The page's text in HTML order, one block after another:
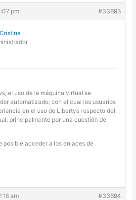
pm #33693
el uso de la máquina virtual se
automatizado; con el cual los usuarios
en el uso de Libertya respecto del
principalmente por una cuestión de
posible acceder a los enlaces de
am #33694